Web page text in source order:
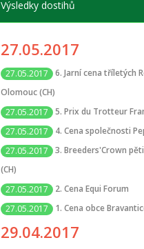
Výsledky dostihů
27.05.2017
27.05.2017
6. Jarní cena tříletých
Olomouc (CH)
27.05.2017
5. Prix du Trotteur
27.05.2017
4. Cena společnosti
27.05.2017
3. Breeders'Crown
(CH)
27.05.2017
2. Cena Equi Forum
27.05.2017
1. Cena obce
29.04.2017